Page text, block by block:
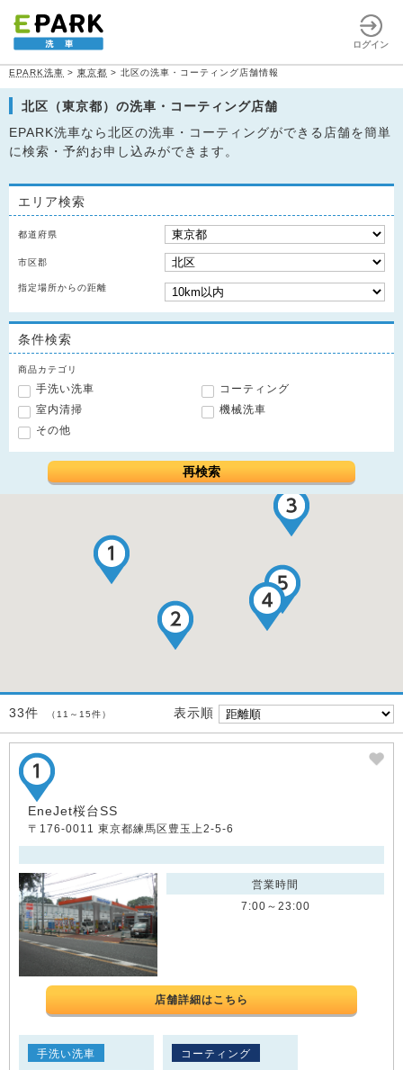
ログイン
EPARK洗車 > 東京都 > 北区の洗車・コーティング店舗情報
北区（東京都）の洗車・コーティング店舗
EPARK洗車なら北区の洗車・コーティングができる店舗を簡単
に検索・予約お申し込みができます。
エリア検索
都道府県
市区郡
指定場所からの距離
条件検索
商品カテゴリ
手洗い洗車
コーティング
室内清掃
機械洗車
その他
再検索
33件 （11～15件） 表示順
EneJet桜台SS
〒176-0011 東京都練馬区豊玉上2-5-6
営業時間
7:00～23:00
店舗詳細はこちら
手洗い洗車 コーティング